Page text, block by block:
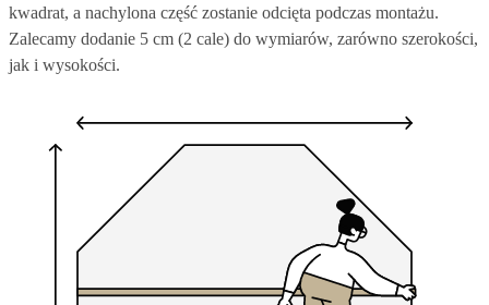
kwadrat, a nachylona część zostanie odcięta podczas montażu.
Zalecamy dodanie 5 cm (2 cale) do wymiarów, zarówno szerokości,
jak i wysokości.